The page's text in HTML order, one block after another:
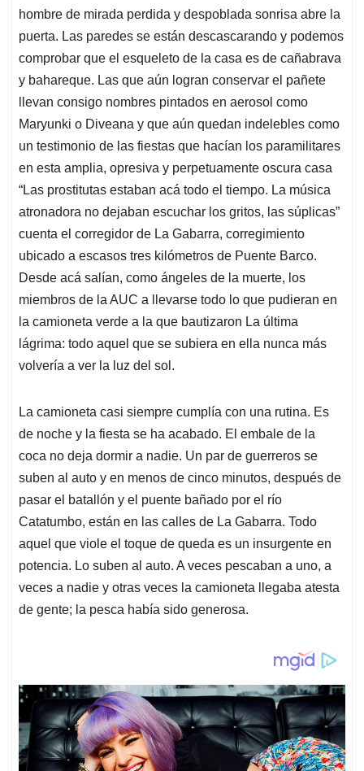
hombre de mirada perdida y despoblada sonrisa abre la
puerta. Las paredes se están descascarando y podemos
comprobar que el esqueleto de la casa es de cañabrava
y bahareque. Las que aún logran conservar el pañete
llevan consigo nombres pintados en aerosol como
Maryunki o Diveana y que aún quedan indelebles como
un testimonio de las fiestas que hacían los paramilitares
en esta amplia, opresiva y perpetuamente oscura casa
“Las prostitutas estaban acá todo el tiempo. La música
atronadora no dejaban escuchar los gritos, las súplicas”
cuenta el corregidor de La Gabarra, corregimiento
ubicado a escasos tres kilómetros de Puente Barco.
Desde acá salían, como ángeles de la muerte, los
miembros de la AUC a llevarse todo lo que pudieran en
la camioneta verde a la que bautizaron La última
lágrima: todo aquel que se subiera en ella nunca más
volvería a ver la luz del sol.
La camioneta casi siempre cumplía con una rutina. Es
de noche y la fiesta se ha acabado. El embale de la
coca no deja dormir a nadie. Un par de guerreros se
suben al auto y en menos de cinco minutos, después de
pasar el batallón y el puente bañado por el río
Catatumbo, están en las calles de La Gabarra. Todo
aquel que viole el toque de queda es un insurgente en
potencia. Lo suben al auto. A veces pescaban a uno, a
veces a nadie y otras veces la camioneta llegaba atesta
de gente; la pesca había sido generosa.